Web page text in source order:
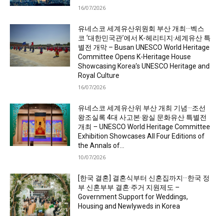
16/07/2026
유네스코 세계유산위원회 부산 개최···벡스
코 ‘대한민국관’에서 K-헤리티지·세계유산 특
별전 개막 – Busan UNESCO World Heritage
Committee Opens K-Heritage House
Showcasing Korea’s UNESCO Heritage and
Royal Culture
16/07/2026
유네스코 세계유산위 부산 개최 기념···조선
왕조실록 4대 사고본·왕실 문화유산 특별전
개최 – UNESCO World Heritage Committee
Exhibition Showcases All Four Editions of
the Annals of...
10/07/2026
[한국 결혼] 결혼식부터 신혼집까지···한국 정
부 신혼부부 결혼·주거 지원제도 –
Government Support for Weddings,
Housing and Newlyweds in Korea